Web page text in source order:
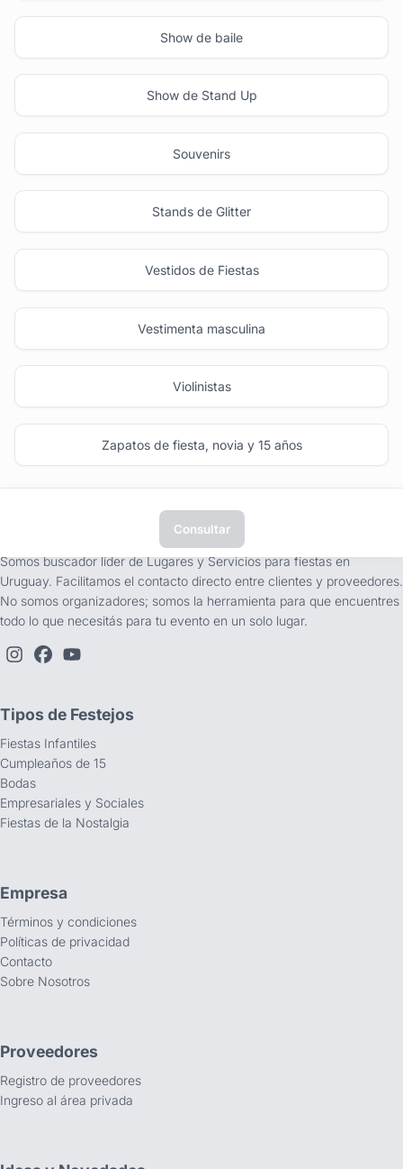
Show de baile
Show de Stand Up
Souvenirs
Stands de Glitter
Vestidos de Fiestas
Vestimenta masculina
Violinistas
Zapatos de fiesta, novia y 15 años
Consultar
Somos buscador líder de Lugares y Servicios para fiestas en
Uruguay. Facilitamos el contacto directo entre clientes y proveedores.
No somos organizadores; somos la herramienta para que encuentres
todo lo que necesitás para tu evento en un solo lugar.
Tipos de Festejos
Fiestas Infantiles
Cumpleaños de 15
Bodas
Empresariales y Sociales
Fiestas de la Nostalgia
Empresa
Términos y condiciones
Políticas de privacidad
Contacto
Sobre Nosotros
Proveedores
Registro de proveedores
Ingreso al área privada